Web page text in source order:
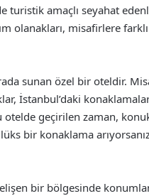
turistik amaçlı seyahat
olanakları, misafirlere
sunan özel bir oteldir.
İstanbul’daki
otelde geçirilen zaman,
bir konaklama
bir bölgesinde